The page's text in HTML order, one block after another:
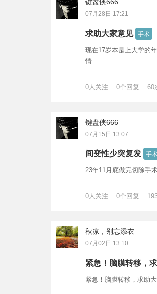
键盘侠666
07月28日 17:21
求助大家意见 手术
现在17岁本是上大学的
情...
0人关注 0个回复 60
键盘侠666
07月15日 13:07
间变性少突复发 手术
23年11月底做完切除手
0人关注 0个回复 193
秋凉，别忘添衣
07月02日 13:10
紧急！脑膜转移，
紧急！脑膜转移，求助